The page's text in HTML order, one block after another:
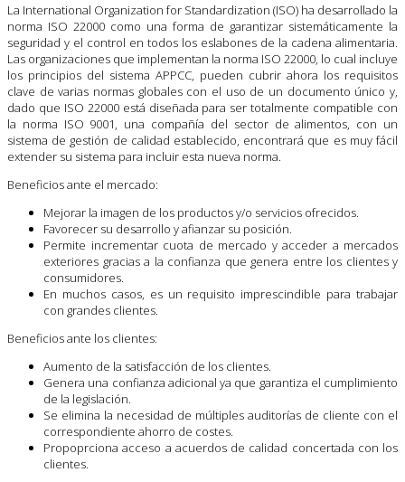
La International Organization for Standardization (ISO) ha desarrollado la
norma ISO 22000 como una forma de garantizar sistemáticamente la
seguridad y el control en todos los eslabones de la cadena alimentaria.
Las organizaciones que implementan la norma ISO 22000, lo cual incluye
los principios del sistema APPCC, pueden cubrir ahora los requisitos
clave de varias normas globales con el uso de un documento único y,
dado que ISO 22000 está diseñada para ser totalmente compatible con
la norma ISO 9001, una compañía del sector de alimentos, con un
sistema de gestión de calidad establecido, encontrará que es muy fácil
extender su sistema para incluir esta nueva norma.
Beneficios ante el mercado:
Mejorar la imagen de los productos y/o servicios ofrecidos.
Favorecer su desarrollo y afianzar su posición.
Permite incrementar cuota de mercado y acceder a mercados
exteriores gracias a la confianza que genera entre los clientes y
consumidores.
En muchos casos, es un requisito imprescindible para trabajar
con grandes clientes.
Beneficios ante los clientes:
Aumento de la satisfacción de los clientes.
Genera una confianza adicional ya que garantiza el cumplimiento
de la legislación.
Se elimina la necesidad de múltiples auditorías de cliente con el
correspondiente ahorro de costes.
Propoprciona acceso a acuerdos de calidad concertada con los
clientes.